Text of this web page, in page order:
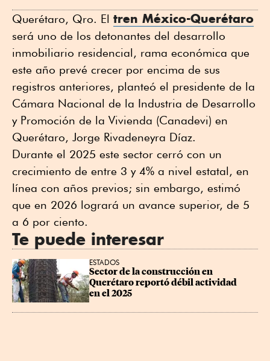
Querétaro, Qro. El tren México-Querétaro
será uno de los detonantes del desarrollo
inmobiliario residencial, rama económica que
este año prevé crecer por encima de sus
registros anteriores, planteó el presidente de la
Cámara Nacional de la Industria de Desarrollo
y Promoción de la Vivienda (Canadevi) en
Querétaro, Jorge Rivadeneyra Díaz.
Durante el 2025 este sector cerró con un
crecimiento de entre 3 y 4% a nivel estatal, en
línea con años previos; sin embargo, estimó
que en 2026 logrará un avance superior, de 5
a 6 por ciento.
Te puede interesar
ESTADOS
Sector de la construcción en
Querétaro reportó débil actividad
en el 2025